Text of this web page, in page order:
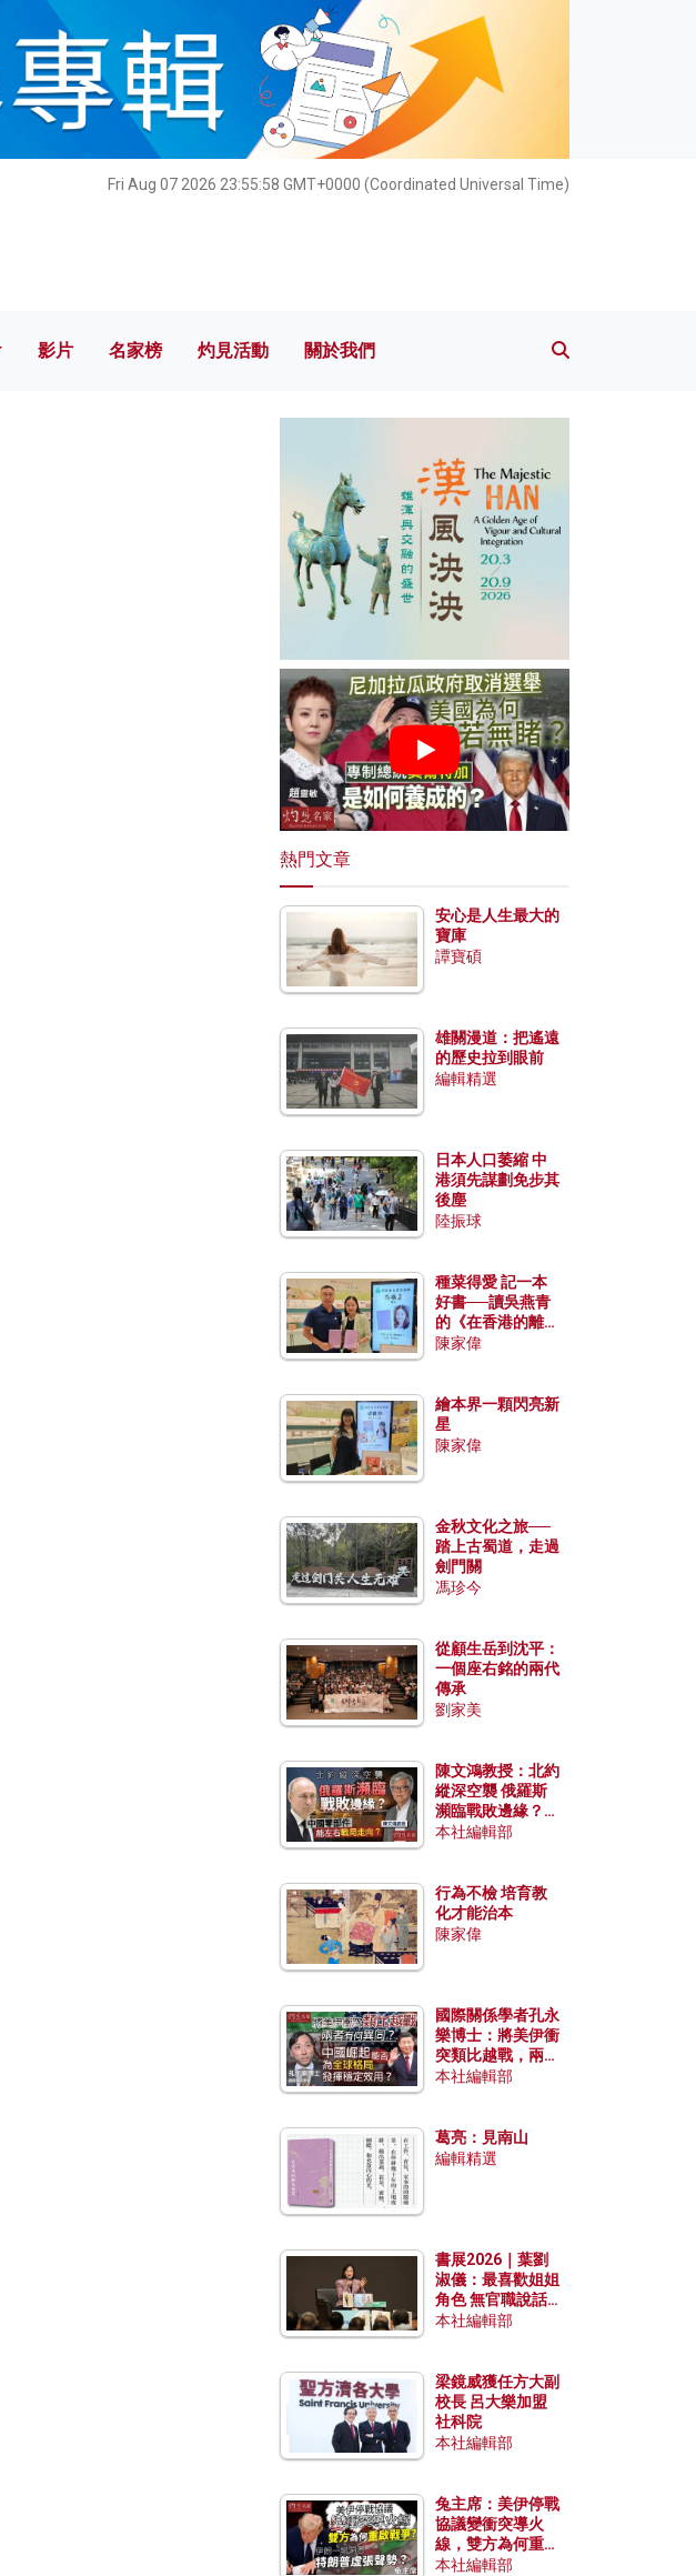
Fri Aug 07 2026 23:55:59 GMT+0000 (Coordinated Universal Time)
影片 名家榜 灼見活動 關於我們
影片 名家榜 灼見活動 關於我們
熱門文章
安心是人生最大的
寶庫
譚寶碩
雄關漫道：把遙遠
的歷史拉到眼前
編輯精選
日本人口萎縮 中
港須先謀劃免步其
後塵
陸振球
種菜得愛 記一本
好書──讀吳燕青
的《在香港的離島
種菜》
陳家偉
繪本界一顆閃亮新
星
陳家偉
金秋文化之旅──
踏上古蜀道，走過
劍門關
馮珍今
從顧生岳到沈平：
一個座右銘的兩代
傳承
劉家美
陳文鴻教授：北約
縱深空襲 俄羅斯
瀕臨戰敗邊緣？中
國零部件能左右戰
本社編輯部
行為不檢 培育教
化才能治本
陳家偉
國際關係學者孔永
樂博士：將美伊衝
突類比越戰，兩者
有何異同？中國崛
本社編輯部
葛亮：見南山
編輯精選
書展2026｜葉劉
淑儀：最喜歡姐姐
角色 無官職說話
包袱少
本社編輯部
梁鏡威獲任方大副
校長 呂大樂加盟
社科院
本社編輯部
兔主席：美伊停戰
協議變衝突導火
線，雙方為何重啟
戰爭？伊朗一早洞
本社編輯部